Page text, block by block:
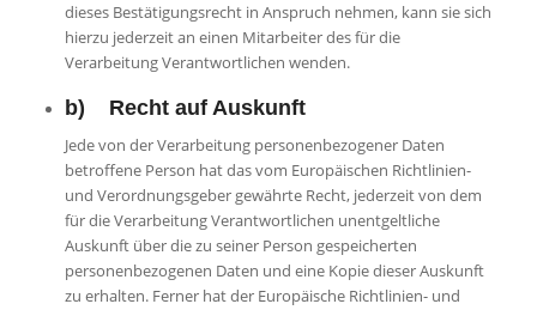
dieses Bestätigungsrecht in Anspruch nehmen, kann sie sich
hierzu jederzeit an einen Mitarbeiter des für die
Verarbeitung Verantwortlichen wenden.
b) Recht auf Auskunft
Jede von der Verarbeitung personenbezogener Daten
betroffene Person hat das vom Europäischen Richtlinien-
und Verordnungsgeber gewährte Recht, jederzeit von dem
für die Verarbeitung Verantwortlichen unentgeltliche
Auskunft über die zu seiner Person gespeicherten
personenbezogenen Daten und eine Kopie dieser Auskunft
zu erhalten. Ferner hat der Europäische Richtlinien- und